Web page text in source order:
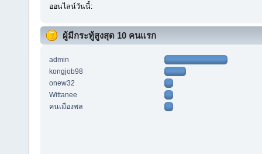
ออนไลน์วันนี้:
ผู้มีกระทู้สูงสุด 10 คนแรก
admin
kongjob98
onew32
Wittanee
คนเมืองพล